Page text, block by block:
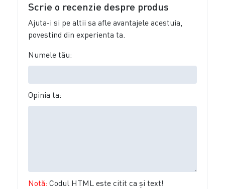
Scrie o recenzie despre produs
Ajuta-i si pe altii sa afle avantajele acestuia,
povestind din experienta ta.
Numele tău:
Opinia ta:
Notă: Codul HTML este citit ca şi text!